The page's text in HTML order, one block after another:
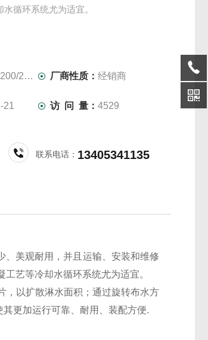
循环系统尤为适宜。
300/350 厂商性质：经销商
21 访 问 量：4529
联系电话： 13405341135
、美观耐用，并且运输、安装和维修
艺等冷却水循环系统尤为适宜。
以扩散淋水面积；通过旋转布水方
更加运行可靠、耐用、装配方便.